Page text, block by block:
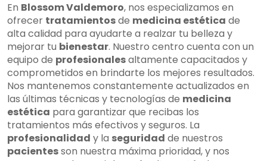
En Blossom Valdemoro, nos especializamos en
ofrecer tratamientosde medicina estética de
alta calidad para ayudarte a realzar tu belleza y
mejorar tu bienestar. Nuestro centro cuenta con un
equipo de profesionalesaltamente capacitados y
comprometidos en brindarte los mejores resultados.
Nos mantenemos constantemente actualizados en
las últimas técnicas y tecnologías de medicina
estética para garantizar que recibas los
tratamientos más efectivos y seguros. La
profesionalidad y la seguridad de nuestros
pacientesson nuestra máxima prioridad, y nos